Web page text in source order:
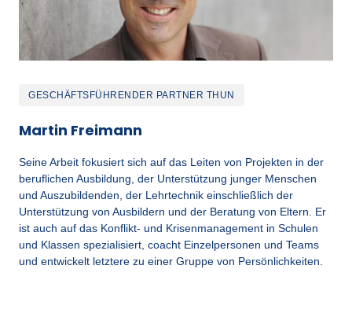
GESCHÄFTSFÜHRENDER PARTNER THUN
Martin Freimann
Seine Arbeit fokusiert sich auf das Leiten von Projekten in der
beruflichen Ausbildung, der Unterstützung junger Menschen
und Auszubildenden, der Lehrtechnik einschließlich der
Unterstützung von Ausbildern und der Beratung von Eltern. Er
ist auch auf das Konflikt- und Krisenmanagement in Schulen
und Klassen spezialisiert, coacht Einzelpersonen und Teams
und entwickelt letztere zu einer Gruppe von Persönlichkeiten.